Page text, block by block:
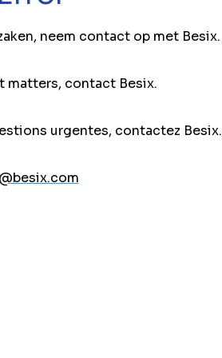
neem contact op met Besix.
matters, contact Besix.
urgentes, contactez Besix.